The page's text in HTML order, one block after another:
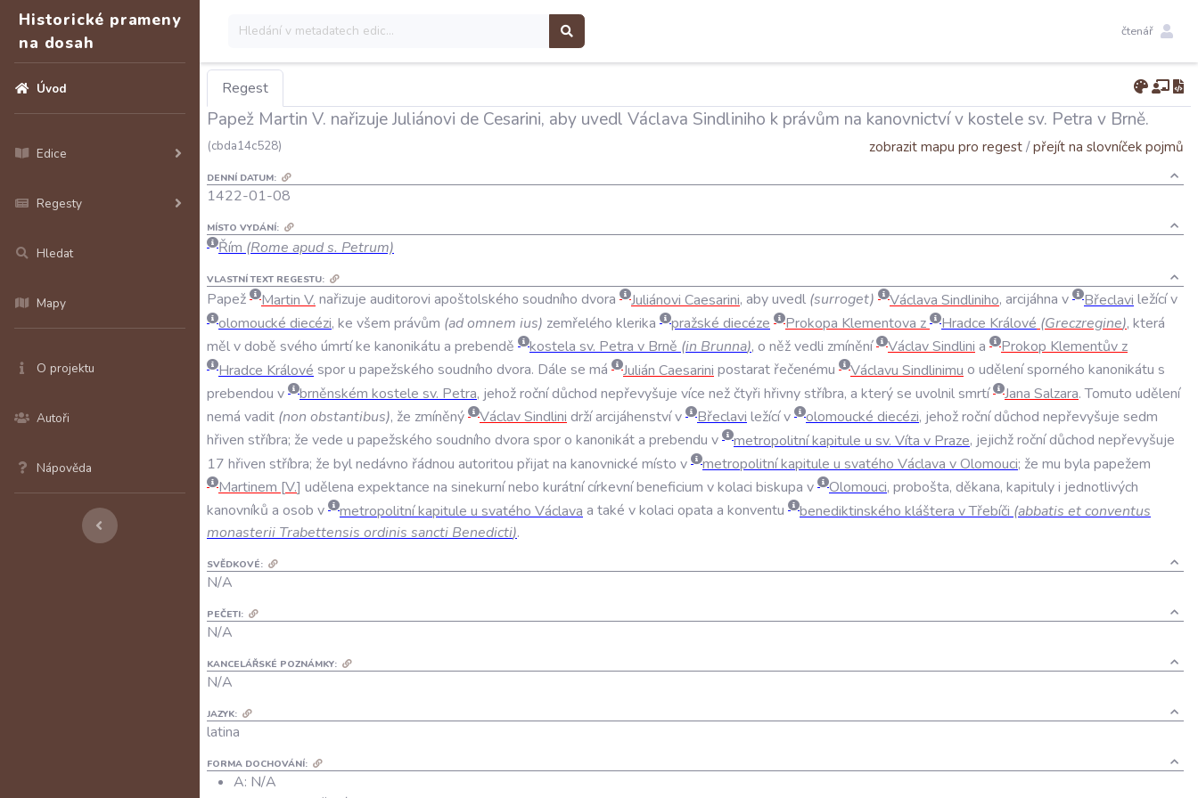
Historické prameny
na dosah
Úvod
Edice
Regesty
Hledat
Mapy
O projektu
Autoři
Nápověda
čtenář
Regest
Papež Martin V. nařizuje Juliánovi de Cesarini, aby uvedl Václava Sindliniho k právům na kanovnictví v kostele sv. Petra v Brně.
(cbda14c528) zobrazit mapu pro regest/přejít na slovníček pojmů
DENNÍ DATUM:
1422-01-08
MÍSTO VYDÁNÍ:
Řím (Rome apud s. Petrum)
VLASTNÍ TEXT REGESTU:
Papež Martin V. nařizuje auditorovi apoštolského soudního dvora Juliánovi Caesarini, abyuvedl (surroget) Václava Sindliniho, arcijáhna v Břeclavi ležícív
olomoucké diecézi, ke všem právům (adomnem ius) zemřelého klerika pražské diecéze Prokopa Klementova z Hradce Králové (Greczregine), která
mělvdobě svého úmrtíke kanonikátu a prebendě kostela sv. Petra v Brně (in Brunna), o něžvedli zmínění VáclavSindlini a Prokop Klementův z
Hradce Králové sporu papežského soudního dvora. Dále se má Julián Caesarini postarat řečenému Václavu Sindlinimu o udělenísporného kanonikátu s
prebendou v brněnském kostele sv. Petra, jehožročnídůchod nepřevyšuje více nežčtyři hřivnystříbra, a kterýse uvolnilsmrtí Jana Salzara.Tomuto udělení
nemá vadit (non obstantibus), že zmíněný VáclavSindlini držíarcijáhenstvív Břeclavi ležícív olomoucké diecézi, jehožročnídůchod nepřevyšuje sedm
hřiven stříbra; že vede u papežského soudního dvora sporo kanonikáta prebendu v metropolitníkapitule u sv. Víta v Praze, jejichžročnídůchod nepřevyšuje
17 hřiven stříbra; že bylnedávno řádnou autoritou přijatna kanovnické místo v metropolitníkapitule u svatého Václava vOlomouci; že mu byla papežem
Martinem V. udělena expektance na sinekurnínebo kurátnícírkevníbeneficium vkolaci biskupa v Olomouci, probošta, děkana, kapitulyi jednotlivých
kanovníků a osob v metropolitníkapitule u svatého Václava a také vkolaci opata a konventu benediktinského kláštera vTřebíči (abbatis etconventus
monasterii Trabettensis ordinis sancti Benedicti).
SVĚDKOVÉ:
N/A
PEČETI:
N/A
KANCELÁŘSKÉ POZNÁMKY:
N/A
JAZYK:
latina
FORMA DOCHOVÁNÍ:
A: N/A